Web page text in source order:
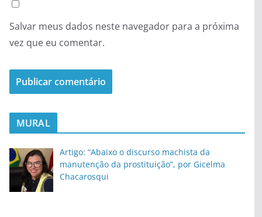
Salvar meus dados neste navegador para a próxima
vez que eu comentar.
MURAL
Artigo: “Abaixo o discurso machista da
manutenção da prostituição”, por Gicelma
Chacarosqui